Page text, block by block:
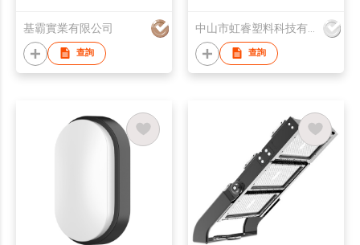
基霸實業有限公司
查詢 查詢